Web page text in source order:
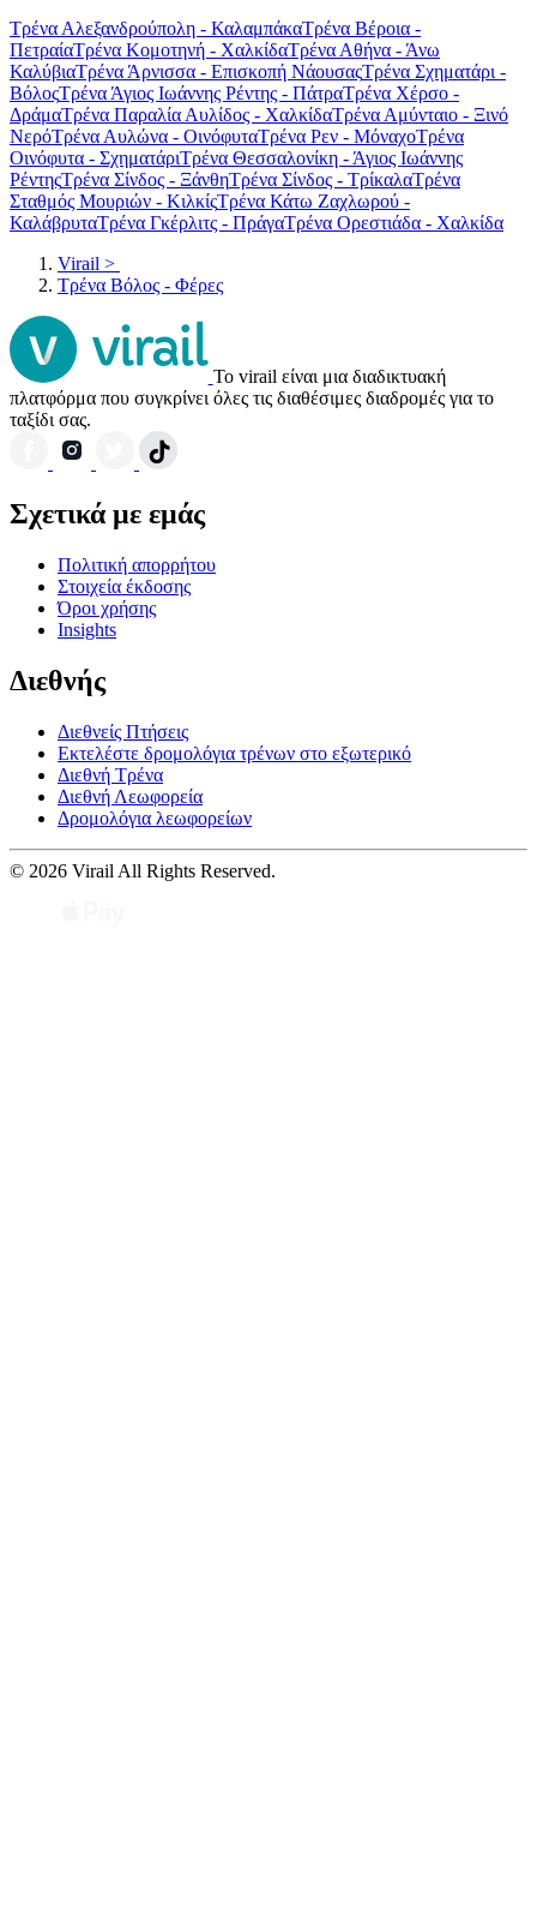
Τρένα Αλεξανδρούπολη - ΚαλαμπάκαΤρένα Βέροια -
ΠετραίαΤρένα Κομοτηνή - ΧαλκίδαΤρένα Αθήνα - Άνω
ΚαλύβιαΤρένα Άρνισσα - Επισκοπή ΝάουσαςΤρένα Σχηματάρι -
ΒόλοςΤρένα Άγιος Ιωάννης Ρέντης - ΠάτραΤρένα Χέρσο -
ΔράμαΤρένα Παραλία Αυλίδος - ΧαλκίδαΤρένα Αμύνταιο - Ξινό
ΝερόΤρένα Αυλώνα - ΟινόφυταΤρένα Ρεν - ΜόναχοΤρένα
Οινόφυτα - ΣχηματάριΤρένα Θεσσαλονίκη - Άγιος Ιωάννης
ΡέντηςΤρένα Σίνδος - ΞάνθηΤρένα Σίνδος - ΤρίκαλαΤρένα
Σταθμός Μουριών - ΚιλκίςΤρένα Κάτω Ζαχλωρού -
ΚαλάβρυταΤρένα Γκέρλιτς - ΠράγαΤρένα Ορεστιάδα - Χαλκίδα
Virail >
Τρένα Βόλος - Φέρες
Το virail είναι μια διαδικτυακή
πλατφόρμα που συγκρίνει όλες τις διαθέσιμες διαδρομές για το
ταξίδι σας.
Σχετικά με εμάς
Πολιτική απορρήτου
Στοιχεία έκδοσης
Όροι χρήσης
Insights
Διεθνής
Διεθνείς Πτήσεις
Εκτελέστε δρομολόγια τρένων στο εξωτερικό
Διεθνή Τρένα
Διεθνή Λεωφορεία
Δρομολόγια λεωφορείων
© 2026 Virail All Rights Reserved.